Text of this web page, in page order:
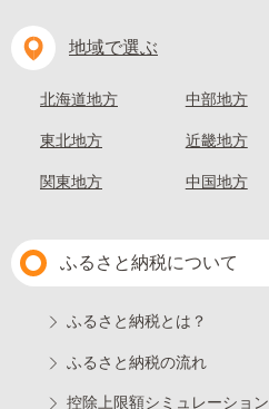
地域で選ぶ
北海道地方
東北地方
関東地方
中部地方
近畿地方
中国地方
ふるさと納税について
ふるさと納税とは？
ふるさと納税の流れ
控除上限額シミュレーション